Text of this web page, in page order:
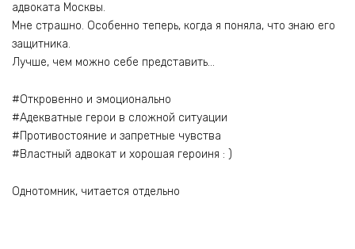
адвоката Москвы.
Мне страшно. Особенно теперь, когда я поняла, что знаю его
защитника.
Лучше, чем можно себе представить…
#Откровенно и эмоционально
#Адекватные герои в сложной ситуации
#Противостояние и запретные чувства
#Властный адвокат и хорошая героиня : )
Однотомник, читается отдельно